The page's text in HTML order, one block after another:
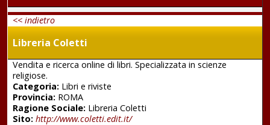
<< indietro
Libreria Coletti
Vendita e ricerca online di libri. Specializzata in scienze
religiose.
Categoria:Libri e riviste
Provincia:ROMA
Ragione Sociale:Libreria Coletti
Sito: http://www.coletti.edit.it/